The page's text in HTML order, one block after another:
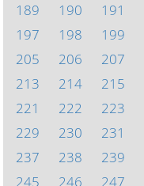
189
190 191
197
198 199
205
206 207
213
214 215
221
222 223
229
230 231
237
238 239
245
246 247